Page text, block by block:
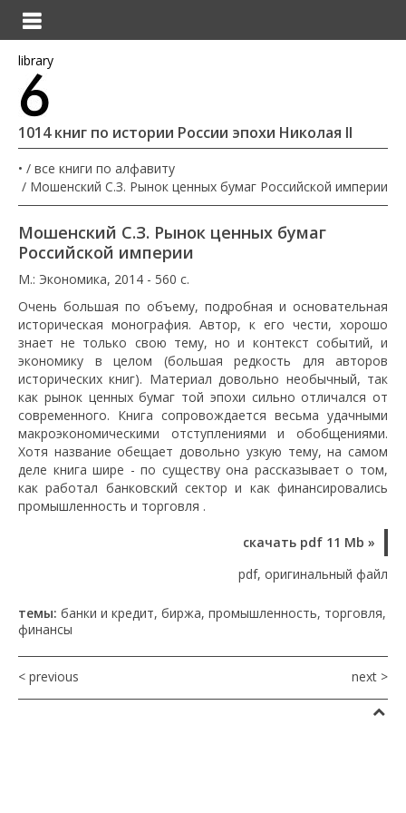
library
1014 книг по истории России эпохи Николая II
•
все книги по алфавиту
Мошенский С.З. Рынок ценных бумаг Российской империи
Мошенский С.З. Рынок ценных бумаг
Российской империи
М.: Экономика, 2014 - 560 с.
Очень большая по объему, подробная и основательная
историческая монография. Автор, к его чести, хорошо
знает не только свою тему, но и контекст событий, и
экономику в целом (большая редкость для авторов
исторических книг). Материал довольно необычный, так
как рынок ценных бумаг той эпохи сильно отличался от
современного. Книга сопровождается весьма удачными
макроэкономическими отступлениями и обобщениями.
Хотя название обещает довольно узкую тему, на самом
деле книга шире - по существу она рассказывает о том,
как работал банковский сектор и как финансировались
промышленность и торговля .
скачать pdf 11 Mb »
pdf, оригинальный файл
темы: банки и кредит, биржа, промышленность, торговля,
финансы
< previous next >